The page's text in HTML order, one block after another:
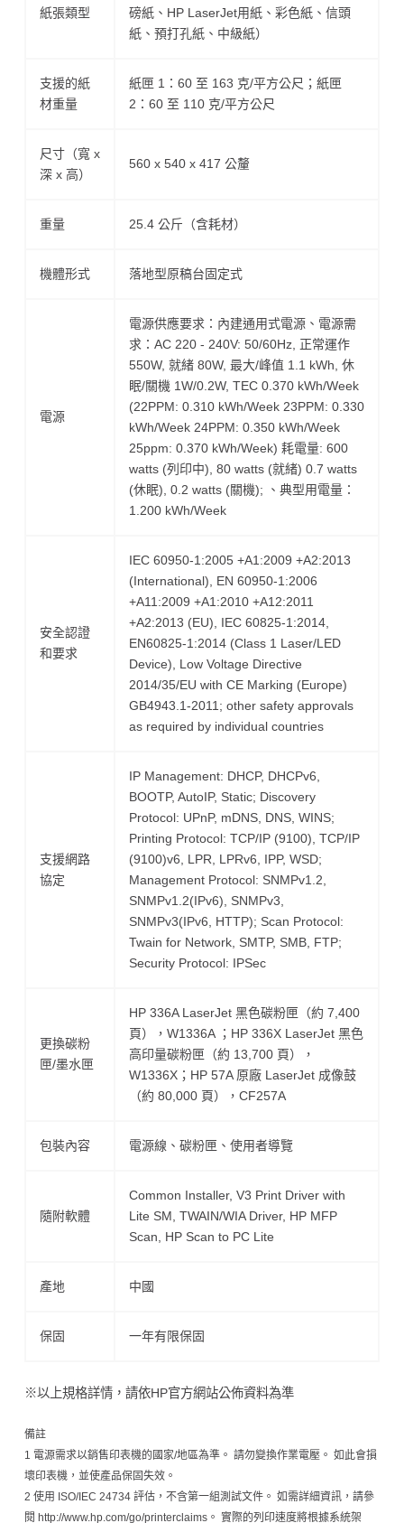
紙張類型
磅紙、HP LaserJet用紙、彩色紙、信頭
紙、預打孔紙、中級紙）
支援的紙
材重量
紙匣 1：60 至 163 克/平方公尺；紙匣
2：60 至 110 克/平方公尺
尺寸（寬 x
深 x 高）
560 x 540 x 417 公釐
重量 25.4 公斤（含耗材）
機體形式 落地型原稿台固定式
電源
電源供應要求：內建通用式電源、電源需
求：AC 220 - 240V: 50/60Hz, 正常運作
550W, 就緒 80W, 最大/峰值 1.1 kWh, 休
眠/關機 1W/0.2W, TEC 0.370 kWh/Week
(22PPM: 0.310 kWh/Week 23PPM: 0.330
kWh/Week 24PPM: 0.350 kWh/Week
25ppm: 0.370 kWh/Week) 耗電量: 600
watts (列印中), 80 watts (就緒) 0.7 watts
(休眠), 0.2 watts (關機); 、典型用電量：
1.200 kWh/Week
安全認證
和要求
IEC 60950-1:2005 +A1:2009 +A2:2013
(International), EN 60950-1:2006
+A11:2009 +A1:2010 +A12:2011
+A2:2013 (EU), IEC 60825-1:2014,
EN60825-1:2014 (Class 1 Laser/LED
Device), Low Voltage Directive
2014/35/EU with CE Marking (Europe)
GB4943.1-2011; other safety approvals
as required by individual countries
支援網路
協定
IP Management: DHCP, DHCPv6,
BOOTP, AutoIP, Static; Discovery
Protocol: UPnP, mDNS, DNS, WINS;
Printing Protocol: TCP/IP (9100), TCP/IP
(9100)v6, LPR, LPRv6, IPP, WSD;
Management Protocol: SNMPv1.2,
SNMPv1.2(IPv6), SNMPv3,
SNMPv3(IPv6, HTTP); Scan Protocol:
Twain for Network, SMTP, SMB, FTP;
Security Protocol: IPSec
更換碳粉
匣/墨水匣
HP 336A LaserJet 黑色碳粉匣（約 7,400
頁），W1336A ；HP 336X LaserJet 黑色
高印量碳粉匣（約 13,700 頁），
W1336X；HP 57A 原廠 LaserJet 成像鼓
（約 80,000 頁），CF257A
包裝內容 電源線、碳粉匣、使用者導覽
隨附軟體
Common Installer, V3 Print Driver with
Lite SM, TWAIN/WIA Driver, HP MFP
Scan, HP Scan to PC Lite
產地 中國
保固 一年有限保固
※以上規格詳情，請依HP官方網站公佈資料為準
備註
1 電源需求以銷售印表機的國家/地區為準。 請勿變換作業電壓。 如此會損
壞印表機，並使產品保固失效。
2 使用 ISO/IEC 24734 評估，不含第一組測試文件。 如需詳細資訊，請參
閱 http://www.hp.com/go/printerclaims。 實際的列印速度將根據系統架